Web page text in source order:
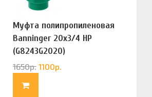
Муфта полипропиленовая
Banninger 20х3/4 НР
(G8243G2020)
1650р. 1100р.